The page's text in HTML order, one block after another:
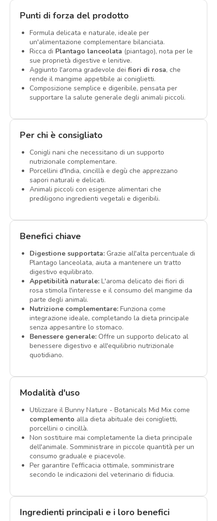
Punti di forza del prodotto
Formula delicata e naturale, ideale per
un'alimentazione complementare bilanciata.
Ricca di Plantago lanceolata (piantago), nota per le
sue proprietà digestive e lenitive.
Aggiunto l'aroma gradevole dei fiori di rosa, che
rende il mangime appetibile ai coniglietti.
Composizione semplice e digeribile, pensata per
supportare la salute generale degli animali piccoli.
Per chi è consigliato
Conigli nani che necessitano di un supporto
nutrizionale complementare.
Porcellini d'India, cincillà e degù che apprezzano
sapori naturali e delicati.
Animali piccoli con esigenze alimentari che
prediligono ingredienti vegetali e digeribili.
Benefici chiave
Digestione supportata: Grazie all'alta percentuale di
Plantago lanceolata, aiuta a mantenere un tratto
digestivo equilibrato.
Appetibilità naturale: L'aroma delicato dei fiori di
rosa stimola l'interesse e il consumo del mangime da
parte degli animali.
Nutrizione complementare: Funziona come
integrazione ideale, completando la dieta principale
senza appesantire lo stomaco.
Benessere generale: Offre un supporto delicato al
benessere digestivo e all'equilibrio nutrizionale
quotidiano.
Modalità d'uso
Utilizzare il Bunny Nature - Botanicals Mid Mix come
complemento alla dieta abituale dei coniglietti,
porcellini o cincillà.
Non sostituire mai completamente la dieta principale
dell'animale. Somministrare in piccole quantità per un
consumo graduale e piacevole.
Per garantire l'efficacia ottimale, somministrare
secondo le indicazioni del veterinario di fiducia.
Ingredienti principali e i loro benefici